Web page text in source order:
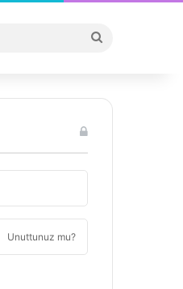
...
Unuttunuz mu?